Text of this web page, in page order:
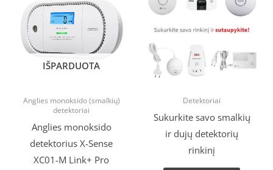
IŠPARDUOTA
Anglies monoksido (smalkių)
detektoriai
Anglies monoksido
detektorius X-Sense
XC01-M Link+ Pro
€32.00.€29.90.
Detektoriai
Sukurkite savo smalkių
ir dujų detektorių
rinkinį